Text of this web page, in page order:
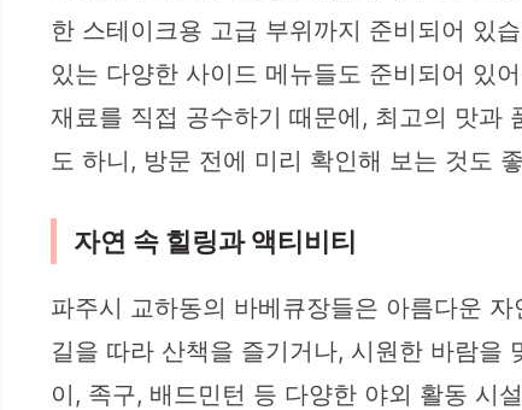
한 스테이크용 고급 부위까지 준비되어 있
있는 다양한 사이드 메뉴들도 준비되어 있
재료를 직접 공수하기 때문에, 최고의 맛과
도 하니, 방문 전에 미리 확인해 보는 것도
자연 속 힐링과 액티비티
파주시 교하동의 바베큐장들은 아름다운
길을 따라 산책을 즐기거나, 시원한 바람을
이, 족구, 배드민턴 등 다양한 야외 활동 시